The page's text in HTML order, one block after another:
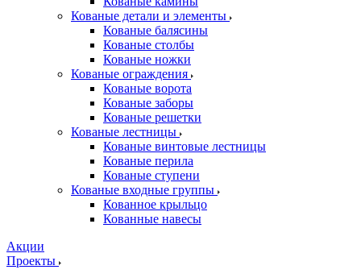
Кованые детали и элементы
Кованые балясины
Кованые столбы
Кованые ножки
Кованые ограждения
Кованые ворота
Кованые заборы
Кованые решетки
Кованые лестницы
Кованые винтовые лестницы
Кованые перила
Кованые ступени
Кованые входные группы
Кованное крыльцо
Кованные навесы
Акции
Проекты